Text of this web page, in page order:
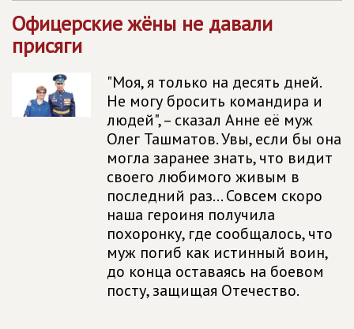
Офицерские жёны не давали
присяги
"Моя, я только на десять дней.
Не могу бросить командира и
людей", – сказал Анне её муж
Олег Ташматов. Увы, если бы она
могла заранее знать, что видит
своего любимого живым в
последний раз... Совсем скоро
наша героиня получила
похоронку, где сообщалось, что
муж погиб как истинный воин,
до конца оставаясь на боевом
посту, защищая Отечество.